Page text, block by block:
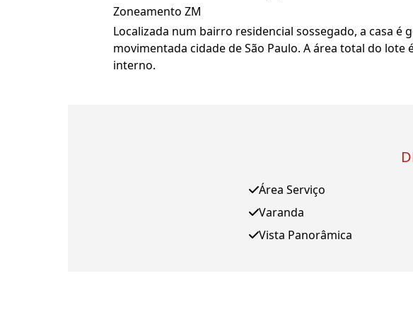
Zoneamento ZM
Localizada num bairro residencial sossegado, a casa
movimentada cidade de São Paulo. A área total do
interno.
Área Serviço
Varanda
Vista Panorâmica